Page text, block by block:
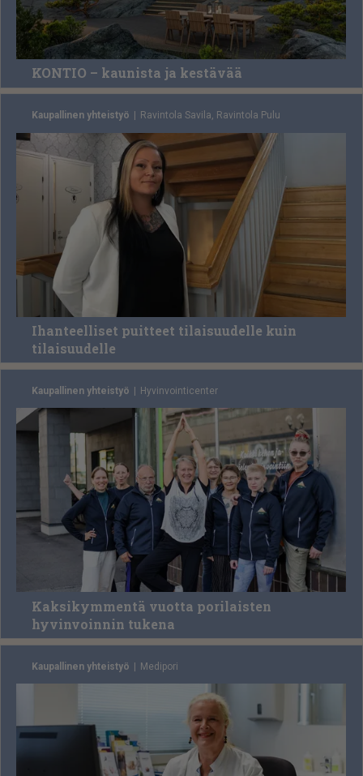
KONTIO – kaunista ja kestävää
Kaupallinen yhteistyö Ra­vin­to­la Sa­vi­la, Ra­vin­to­la Pulu
Ihanteelliset puitteet tilaisuudelle kuin
tilaisuudelle
Kaupallinen yhteistyö Hy­vin­voin­ti­cen­ter
Kaksikymmentä vuotta porilaisten
hyvinvoinnin tukena
Kaupallinen yhteistyö Me­di­po­ri